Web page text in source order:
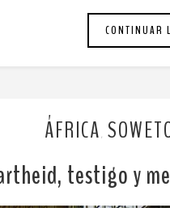
CONTINUAR
ÁFRICA,
testigo y